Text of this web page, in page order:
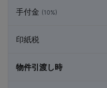
手付金 (10%)
印紙税
物件引渡し時